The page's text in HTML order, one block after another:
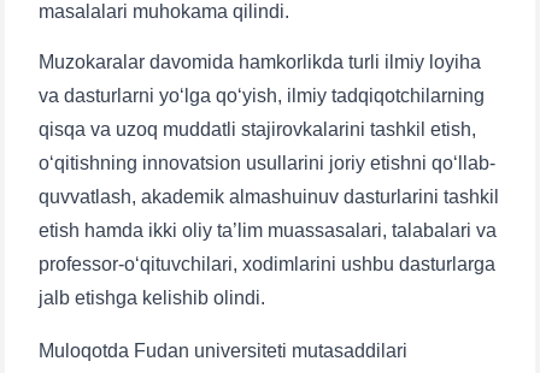
masalalari muhokama qilindi.
Muzokaralar davomida hamkorlikda turli ilmiy loyiha
va dasturlarni yo‘lga qo‘yish, ilmiy tadqiqotchilarning
qisqa va uzoq muddatli stajirovkalarini tashkil etish,
o‘qitishning innovatsion usullarini joriy etishni qo‘llab-
quvvatlash, akademik almashuinuv dasturlarini tashkil
etish hamda ikki oliy ta’lim muassasalari, talabalari va
professor-o‘qituvchilari, xodimlarini ushbu dasturlarga
jalb etishga kelishib olindi.
Muloqotda Fudan universiteti mutasaddilari